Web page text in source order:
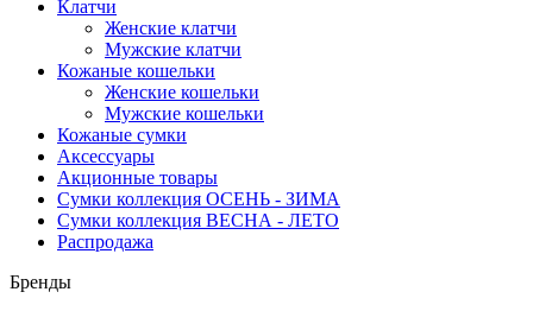
Клатчи
Женские клатчи
Мужские клатчи
Кожаные кошельки
Женские кошельки
Мужские кошельки
Кожаные сумки
Аксессуары
Акционные товары
Сумки коллекция ОСЕНЬ - ЗИМА
Сумки коллекция ВЕСНА - ЛЕТО
Распродажа
Бренды